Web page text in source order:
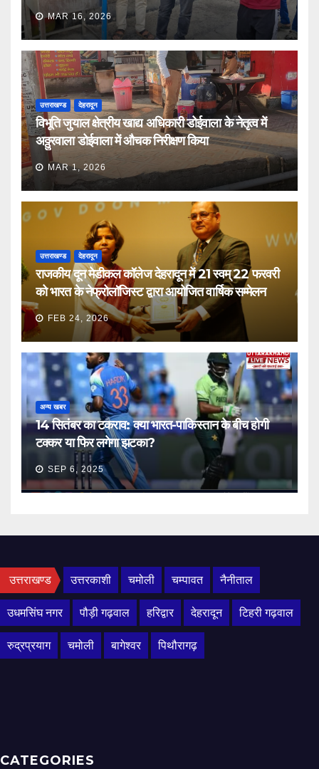
MAR 16, 2026
उत्तराखण्ड देहरादून
विभूति जुयाल क्षेत्रीय खाद्य अधिकारी डोईवाला के नेतृत्व में
अठ्ठुरवाला डोईवाला में औचक निरीक्षण किया
MAR 1, 2026
उत्तराखण्ड देहरादून
राजकीय दून मेडीकल कॉलेज देहरादून में 21 स्वम् 22 फरवरी
को भारत के नेफ्रोलॉजिस्ट द्वारा आयोजित वार्षिक सम्मेलन
FEB 24, 2026
अन्य खबर
14 सितंबर का टकराव: क्या भारत-पाकिस्तान के बीच होगी
टक्कर या फिर लगेगा झटका?
SEP 6, 2025
उत्तराखण्ड उत्तरकाशी चमोली चम्पावत नैनीताल
उधमसिंघ नगर पौड़ी गढ़वाल हरिद्वार देहरादून टिहरी गढ़वाल
रुद्रप्रयाग चमोली बागेश्वर पिथौरागढ़
CATEGORIES